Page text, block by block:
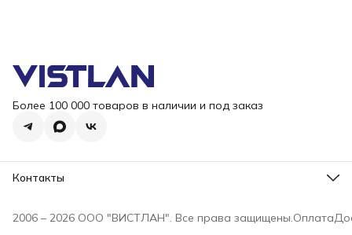
Более 100 000 товаров в наличии и под заказ
Контакты
Эл. почта
2006 – 2026 ООО "ВИСТЛАН". Все права защищены.Оплата